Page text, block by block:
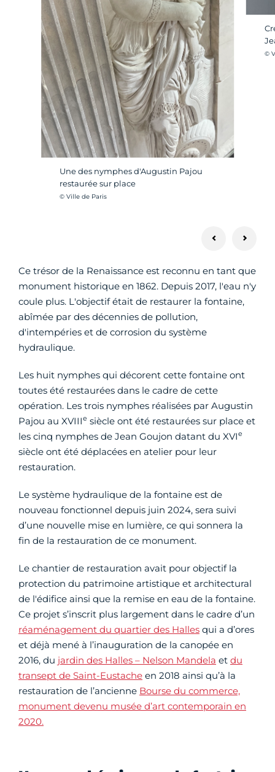
Une des nymphes d'Augustin Pajou
restaurée sur place
Crédit photo :
© Ville de Paris
©
Ce trésor de la Renaissance est reconnu en tant que
monument historique en 1862. Depuis 2017, l'eau n'y
coule plus. L'objectif était de restaurer la fontaine,
abîmée par des décennies de pollution,
d'intempéries et de corrosion du système
hydraulique.
Les huit nymphes qui décorent cette fontaine ont
toutes été restaurées dans le cadre de cette
opération. Les trois nymphes réalisées par Augustin
Pajou au XVIIIe siècle ont été restaurées sur place et
les cinq nymphes de Jean Goujon datant du XVIe
siècle ont été déplacées en atelier pour leur
restauration.
Le système hydraulique de la fontaine est de
nouveau fonctionnel depuis juin 2024, sera suivi
d’une nouvelle mise en lumière, ce qui sonnera la
fin de la restauration de ce monument.
Le chantier de restauration avait pour objectif la
protection du patrimoine artistique et architectural
de l'édifice ainsi que la remise en eau de la fontaine.
Ce projet s’inscrit plus largement dans le cadre d’un
réaménagement du quartier des Halles qui a d’ores
et déjà mené à l’inauguration de la canopée en
2016, du jardin des Halles – Nelson Mandela et du
transept de Saint-Eustache en 2018 ainsi qu’à la
restauration de l’ancienne Bourse du commerce,
monument devenu musée d’art contemporain en
2020.